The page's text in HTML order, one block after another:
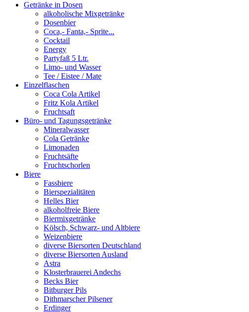
Getränke in Dosen
alkoholische Mixgetränke
Dosenbier
Coca,- Fanta,- Sprite...
Cocktail
Energy
Partyfaß 5 Ltr.
Limo- und Wasser
Tee / Eistee / Mate
Einzelflaschen
Coca Cola Artikel
Fritz Kola Artikel
Fruchtsaft
Büro- und Tagungsgetränke
Mineralwasser
Cola Getränke
Limonaden
Fruchtsäfte
Fruchtschorlen
Biere
Fassbiere
Bierspezialitäten
Helles Bier
alkoholfreie Biere
Biermixgetränke
Kölsch, Schwarz- und Altbiere
Weizenbiere
diverse Biersorten Deutschland
diverse Biersorten Ausland
Astra
Klosterbrauerei Andechs
Becks Bier
Bitburger Pils
Dithmarscher Pilsener
Erdinger